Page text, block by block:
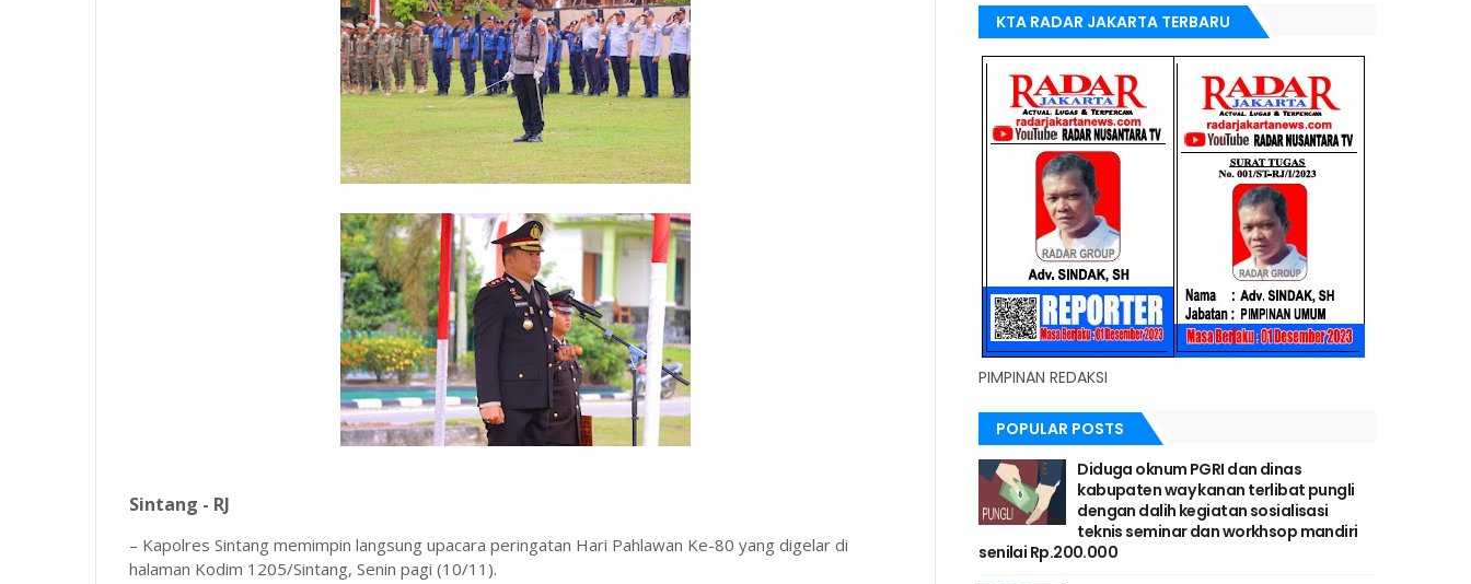
Sintang - RJ
– Kapolres Sintang memimpin langsung upacara peringatan Hari Pahlawan Ke-80 yang digelar di
halaman Kodim 1205/Sintang, Senin pagi (10/11).
KTA RADAR JAKARTA TERBARU
PIMPINAN REDAKSI
POPULAR POSTS
Diduga oknum PGRI dan dinas
kabupaten way kanan terlibat pungli
dengan dalih kegiatan sosialisasi
teknis seminar dan workhsop mandiri
senilai Rp.200.000